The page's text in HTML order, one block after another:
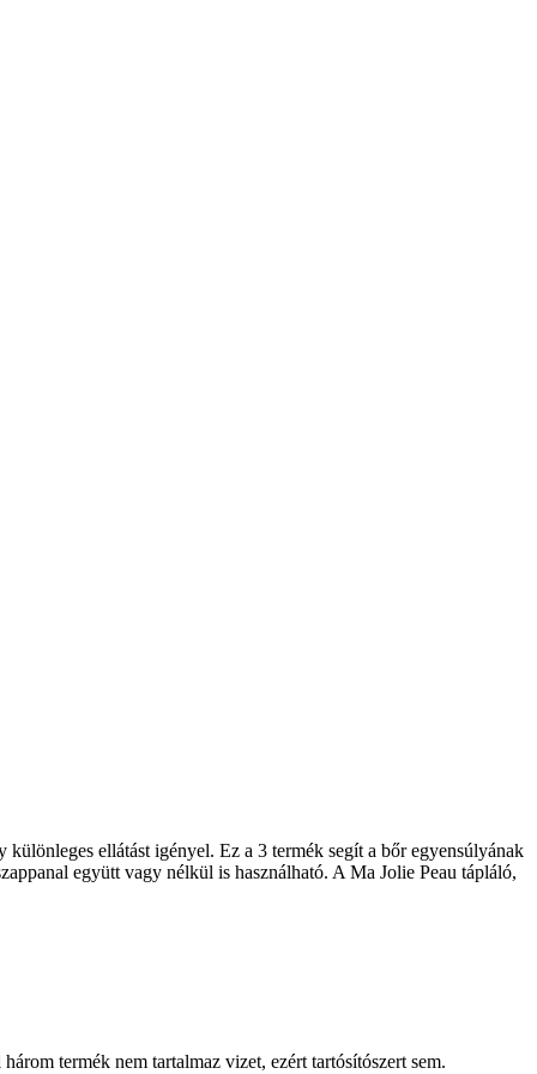
ellátást igényel. Ez a 3 termék segít a bőr egyensúlyának
együtt vagy nélkül is használható. A Ma Jolie Peau tápláló,
termék nem tartalmaz vizet, ezért tartósítószert sem.